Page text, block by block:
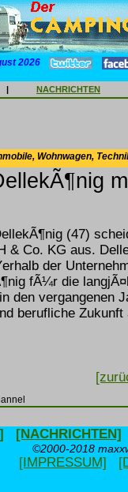
2026
| NACHRICHTEN
Wohnwagen,
(47)
& Co. KG aus.
der
fÃ¼r die
den vergangenen
berufliche Zukunft
[NACHRICHTEN]
©2000-2018
[IMPRESSUM]